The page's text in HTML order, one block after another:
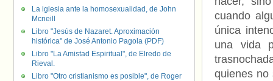
cuando
única
una vida
quienes no
La iglesia ante la homosexualidad, de John
Mcneill
Libro "Jesús de Nazaret. Aproximación
histórica" de José Antonio Pagola (PDF)
Libro "La Amistad Espiritual", de Elredo de
Rieval.
Libro "Otro cristianismo es posible", de Roger